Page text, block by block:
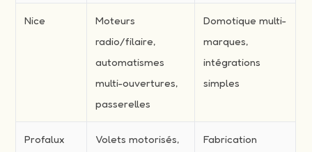
Nice
Moteurs
radio/filaire,
automatismes
multi-ouvertures,
passerelles
Domotique multi-
marques,
intégrations
simples
Profalux
Volets motorisés,
Fabrication